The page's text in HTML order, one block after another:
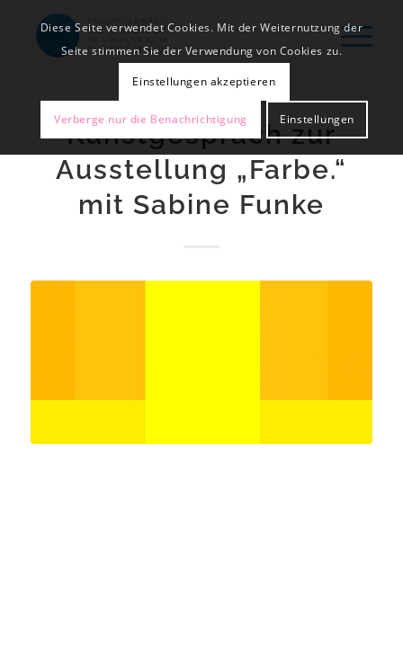
Kunstgespräch zur
Ausstellung „Farbe.“
mit Sabine Funke
Diese Seite verwendet Cookies. Mit der Weiternutzung der
Seite stimmen Sie der Verwendung von Cookies zu.
Einstellungen akzeptieren
Verberge nur die Benachrichtigung Einstellungen